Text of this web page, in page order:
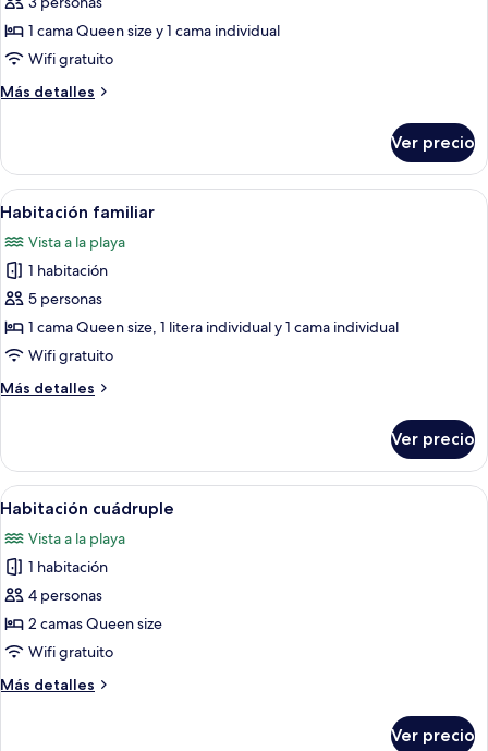
Habitación
triple
1 cama Queen size y 1 cama individual
Wifi gratuito
Más detalles
Más
triple
Ver precio
Abrir
todas
las
fotos
de
Habitación
familiar
Un dormitorio con cama, mesita de
9
Habitación familiar
Vista a la playa
1 habitación
5 personas
1 cama Queen size, 1 litera individual y 1 cama individual
Wifi gratuito
Más detalles
Más
familiar
Ver precio
Abrir
todas
las
fotos
de
Habitación
cuádruple
Habitación de hotel con dos camas,
10
Habitación cuádruple
Vista a la playa
1 habitación
4 personas
2 camas Queen size
Wifi gratuito
Más detalles
Más
Ver precio